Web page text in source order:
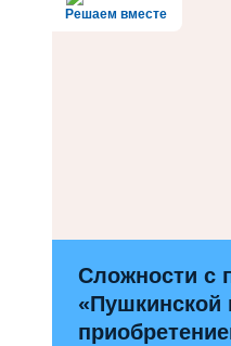
Решаем вместе
Сложности с
«Пушкинской